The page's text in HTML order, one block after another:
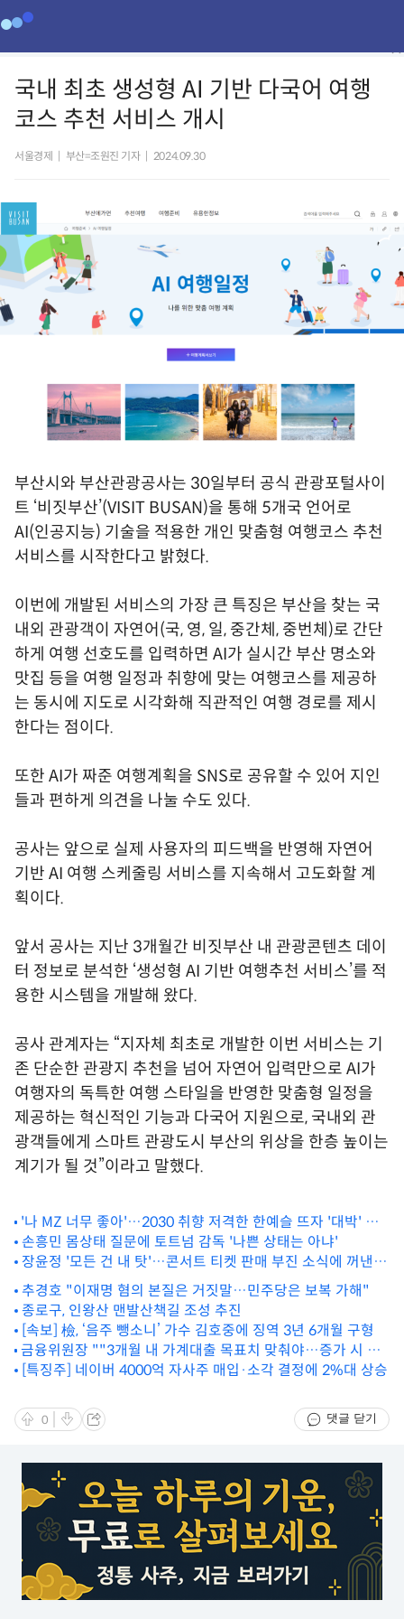
국내 최초 생성형 AI 기반 다국어 여행
코스 추천 서비스 개시
서울경제 부산=조원진 기자 2024.09.30
부산시와 부산관광공사는 30일부터 공식 관광포털사이
트 ‘비짓부산’(VISIT BUSAN)을 통해 5개국 언어로
AI(인공지능) 기술을 적용한 개인 맞춤형 여행코스 추천
서비스를 시작한다고 밝혔다.
이번에 개발된 서비스의 가장 큰 특징은 부산을 찾는 국
내외 관광객이 자연어(국, 영, 일, 중간체, 중번체)로 간단
하게 여행 선호도를 입력하면 AI가 실시간 부산 명소와
맛집 등을 여행 일정과 취향에 맞는 여행코스를 제공하
는 동시에 지도로 시각화해 직관적인 여행 경로를 제시
한다는 점이다.
또한 AI가 짜준 여행계획을 SNS로 공유할 수 있어 지인
들과 편하게 의견을 나눌 수도 있다.
공사는 앞으로 실제 사용자의 피드백을 반영해 자연어
기반 AI 여행 스케줄링 서비스를 지속해서 고도화할 계
획이다.
앞서 공사는 지난 3개월간 비짓부산 내 관광콘텐츠 데이
터 정보로 분석한 ‘생성형 AI 기반 여행추천 서비스’를 적
용한 시스템을 개발해 왔다.
공사 관계자는 “지자체 최초로 개발한 이번 서비스는 기
존 단순한 관광지 추천을 넘어 자연어 입력만으로 AI가
여행자의 독특한 여행 스타일을 반영한 맞춤형 일정을
제공하는 혁신적인 기능과 다국어 지원으로, 국내외 관
광객들에게 스마트 관광도시 부산의 위상을 한층 높이는
계기가 될 것”이라고 말했다.
'나 MZ 너무 좋아'…2030 취향 저격한 한예슬 뜨자 '대박' 터
뜨린 '이곳'
손흥민 몸상태 질문에 토트넘 감독 '나쁜 상태는 아냐'
장윤정 '모든 건 내 탓'…콘서트 티켓 판매 부진 소식에 꺼낸
말은
추경호 "이재명 혐의 본질은 거짓말…민주당은 보복 가해"
종로구, 인왕산 맨발산책길 조성 추진
[속보] 檢, ‘음주 뺑소니’ 가수 김호중에 징역 3년 6개월 구형
금융위원장 ""3개월 내 가계대출 목표치 맞춰야…증가 시 과
감한 조치"
[특징주] 네이버 4000억 자사주 매입·소각 결정에 2%대 상승
0 댓글 닫기